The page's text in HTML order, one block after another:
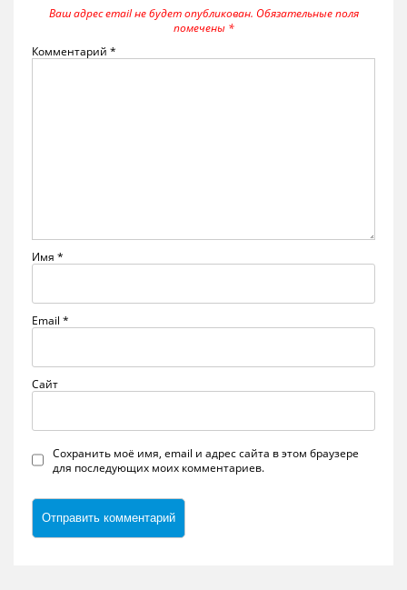
Ваш адрес email не будет опубликован. Обязательные поля
помечены *
Комментарий *
Имя *
Email *
Сайт
Сохранить моё имя, email и адрес сайта в этом браузере
для последующих моих комментариев.